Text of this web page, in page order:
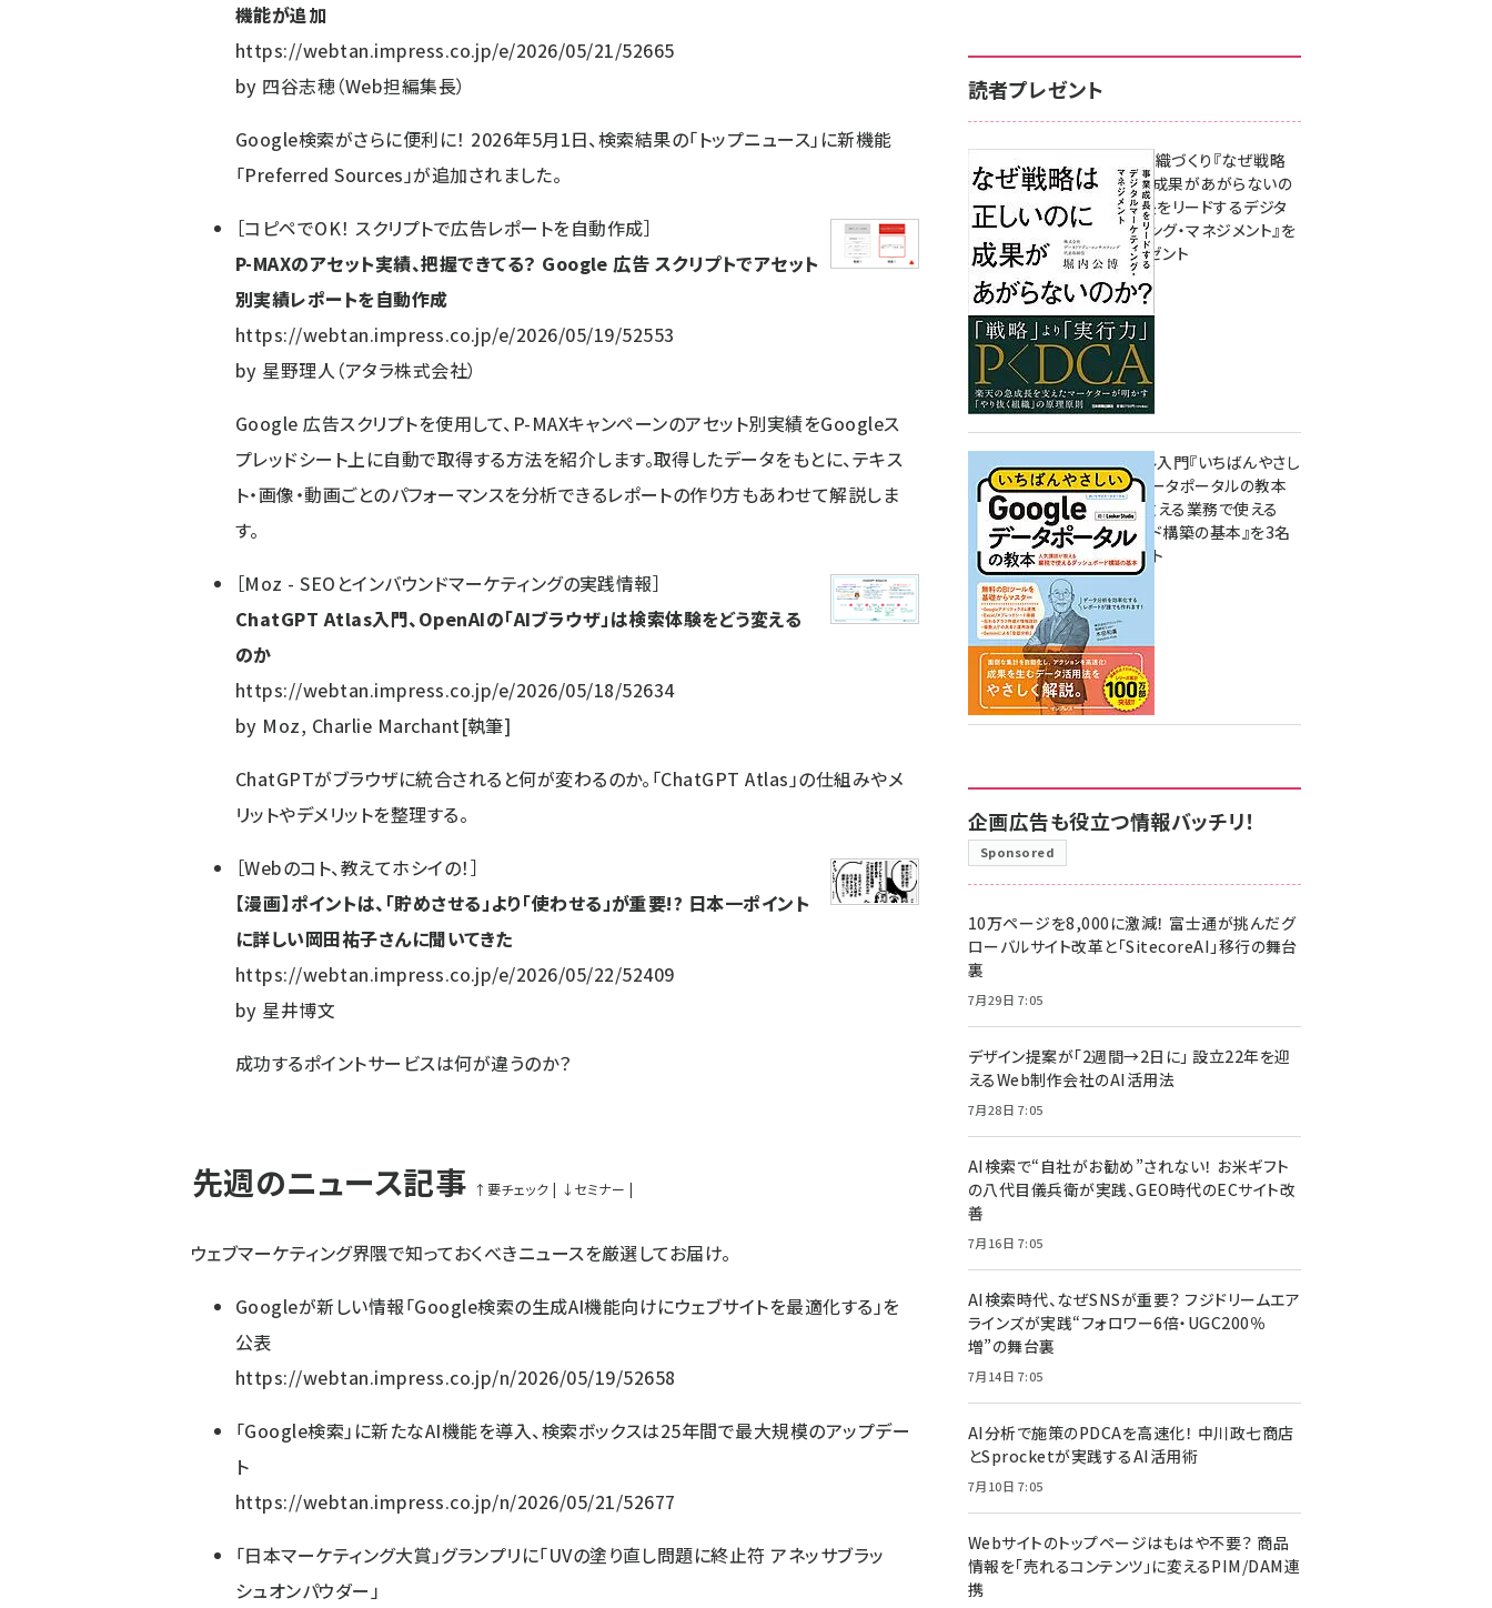
機能が追加
https://webtan.impress.co.jp/e/2026/05/21/52665
by 四谷志穂（Web担編集長）
Google検索がさらに便利に！ 2026年5月1日、検索結果の「トップニュース」に新機能
「Preferred Sources」が追加されました。
［コピペでOK！ スクリプトで広告レポートを自動作成］
P-MAXのアセット実績、把握できてる？ Google 広告 スクリプトでアセット
別実績レポートを自動作成
https://webtan.impress.co.jp/e/2026/05/19/52553
by 星野理人（アタラ株式会社）
Google 広告スクリプトを使用して、P-MAXキャンペーンのアセット別実績をGoogleス
プレッドシート上に自動で取得する方法を紹介します。取得したデータをもとに、テキス
ト・画像・動画ごとのパフォーマンスを分析できるレポートの作り方もあわせて解説しま
す。
［Moz - SEOとインバウンドマーケティングの実践情報］
ChatGPT Atlas入門、OpenAIの「AIブラウザ」は検索体験をどう変える
のか
https://webtan.impress.co.jp/e/2026/05/18/52634
by Moz, Charlie Marchant[執筆]
ChatGPTがブラウザに統合されると何が変わるのか。「ChatGPT Atlas」の仕組みやメ
リットやデメリットを整理する。
［Webのコト、教えてホシイの！］
【漫画】ポイントは、「貯めさせる」より「使わせる」が重要!? 日本一ポイント
に詳しい岡田祐子さんに聞いてきた
https://webtan.impress.co.jp/e/2026/05/22/52409
by 星井博文
成功するポイントサービスは何が違うのか？
先週のニュース記事 ↑ 要チェック | ↓ セミナー |
ウェブマーケティング界隈で知っておくべきニュースを厳選してお届け。
Googleが新しい情報「Google検索の生成AI機能向けにウェブサイトを最適化する」を
公表
https://webtan.impress.co.jp/n/2026/05/19/52658
「Google検索」に新たなAI機能を導入、検索ボックスは25年間で最大規模のアップデー
ト
https://webtan.impress.co.jp/n/2026/05/21/52677
「日本マーケティング大賞」グランプリに「UVの塗り直し問題に終止符 アネッサブラッ
シュオンパウダー」
読者プレゼント
成果を生む組織づくり『なぜ戦略
は正しいのに成果があがらないの
か？ 事業成長をリードするデジタ
ルマーケティング・マネジメント』を
3名様にプレゼント
8月7日 10:00
無料BIツール入門『いちばんやさし
いGoogleデータポータルの教本
人気講師が教える業務で使える
ダッシュボード構築の基本』を3名
様にプレゼント
7月31日 10:00
企画広告も役立つ情報バッチリ！
Sponsored
10万ページを8,000に激減！ 富士通が挑んだグ
ローバルサイト改革と「SitecoreAI」移行の舞台
裏
7月29日 7:05
デザイン提案が「2週間→2日に」 設立22年を迎
えるWeb制作会社のAI活用法
7月28日 7:05
AI検索で“自社がお勧め”されない！ お米ギフト
の八代目儀兵衛が実践、GEO時代のECサイト改
善
7月16日 7:05
AI検索時代、なぜSNSが重要？ フジドリームエア
ラインズが実践“フォロワー6倍・UGC200％
増”の舞台裏
7月14日 7:05
AI分析で施策のPDCAを高速化！ 中川政七商店
とSprocketが実践するAI活用術
7月10日 7:05
Webサイトのトップページはもはや不要？ 商品
情報を「売れるコンテンツ」に変えるPIM/DAM連
携